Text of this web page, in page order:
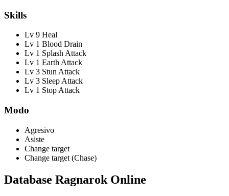
Skills
Lv 9 Heal
Lv 1 Blood Drain
Lv 1 Splash Attack
Lv 1 Earth Attack
Lv 3 Stun Attack
Lv 3 Sleep Attack
Lv 1 Stop Attack
Modo
Agresivo
Asiste
Change target
Change target (Chase)
Database Ragnarok Online